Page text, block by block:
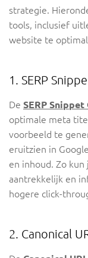
strategie.
tools, inclusief
website te
1. SERP
De SERP
optimale meta
voorbeeld te
eruitzien in
en inhoud. Zo
aantrekkelijk en
hogere click-
2. Canonical